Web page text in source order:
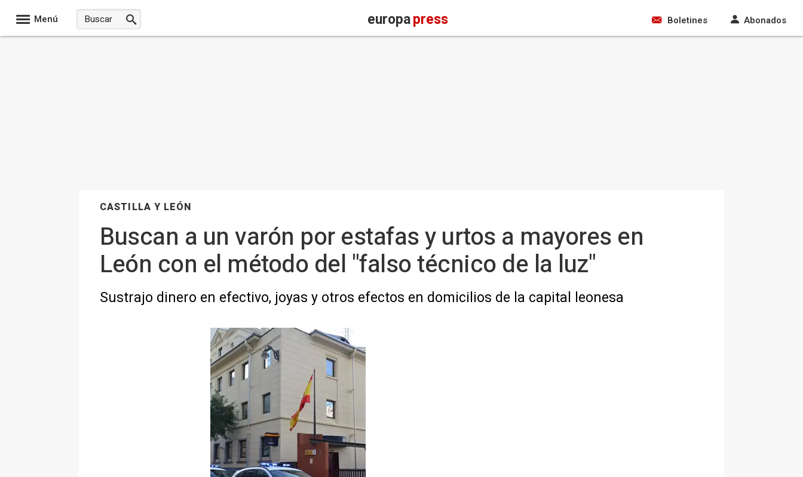
Menú europapress Boletines Abonados
CASTILLA Y LEÓN
Buscan a un varón por estafas y urtos a mayores en
León con el método del "falso técnico de la luz"
Sustrajo dinero en efectivo, joyas y otros efectos en domicilios de la capital leonesa